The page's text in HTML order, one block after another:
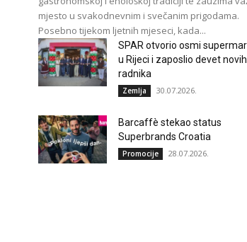
mjesto u svakodnevnim i svečanim prigodama.
Posebno tijekom ljetnih mjeseci, kada...
SPAR otvorio osmi
u Rijeci i zaposlio devet novih
radnika
Zemlja 30.07.2026.
Barcaffè stekao status
Superbrands Croatia
Promocije 28.07.2026.